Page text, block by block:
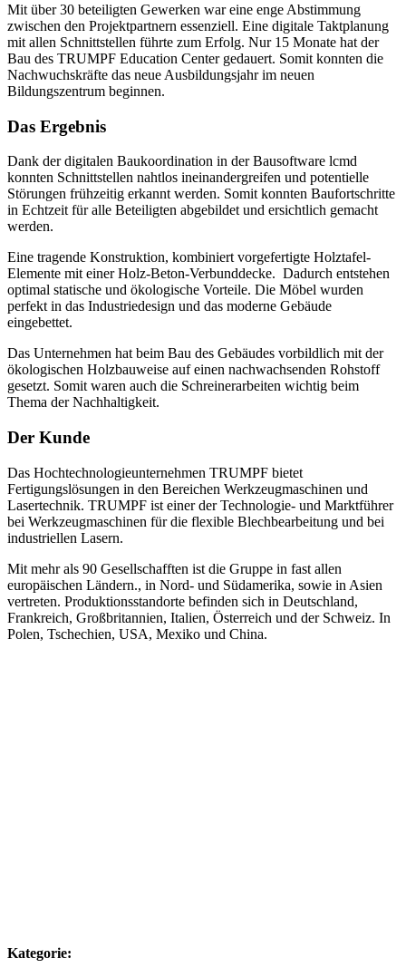
Mit über 30 beteiligten Gewerken war eine enge Abstimmung
zwischen den Projektpartnern essenziell. Eine digitale Taktplanung
mit allen Schnittstellen führte zum Erfolg. Nur 15 Monate hat der
Bau des TRUMPF Education Center gedauert. Somit konnten die
Nachwuchskräfte das neue Ausbildungsjahr im neuen
Bildungszentrum beginnen.
Das Ergebnis
Dank der digitalen Baukoordination in der Bausoftware lcmd
konnten Schnittstellen nahtlos ineinandergreifen und potentielle
Störungen frühzeitig erkannt werden. Somit konnten Baufortschritte
in Echtzeit für alle Beteiligten abgebildet und ersichtlich gemacht
werden.
Eine tragende Konstruktion, kombiniert vorgefertigte Holztafel-
Elemente mit einer Holz-Beton-Verbunddecke. Dadurch entstehen
optimal statische und ökologische Vorteile. Die Möbel wurden
perfekt in das Industriedesign und das moderne Gebäude
eingebettet.
Das Unternehmen hat beim Bau des Gebäudes vorbildlich mit der
ökologischen Holzbauweise auf einen nachwachsenden Rohstoff
gesetzt. Somit waren auch die Schreinerarbeiten wichtig beim
Thema der Nachhaltigkeit.
Der Kunde
Das Hochtechnologieunternehmen TRUMPF bietet
Fertigungslösungen in den Bereichen Werkzeugmaschinen und
Lasertechnik. TRUMPF ist einer der Technologie- und Marktführer
bei Werkzeugmaschinen für die flexible Blechbearbeitung und bei
industriellen Lasern.
Mit mehr als 90 Gesellschafften ist die Gruppe in fast allen
europäischen Ländern., in Nord- und Südamerika, sowie in Asien
vertreten. Produktionsstandorte befinden sich in Deutschland,
Frankreich, Großbritannien, Italien, Österreich und der Schweiz. In
Polen, Tschechien, USA, Mexiko und China.
Kategorie: